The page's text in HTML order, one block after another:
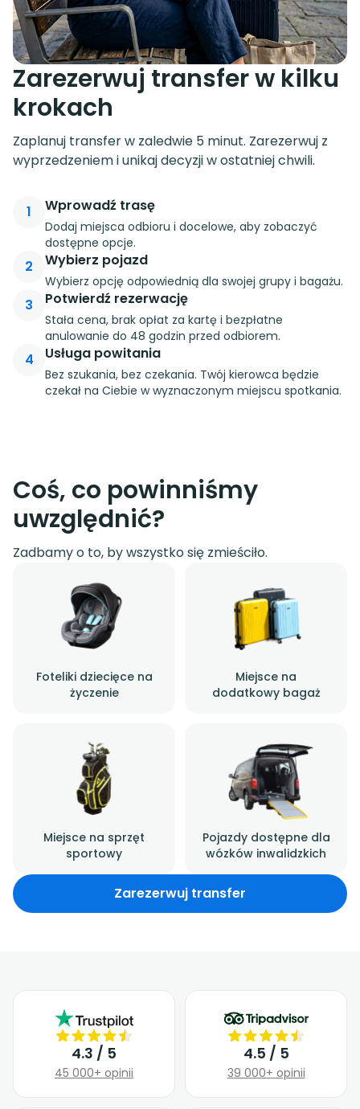
Zarezerwuj transfer w kilku
krokach
Zaplanuj transfer w zaledwie 5 minut. Zarezerwuj z
wyprzedzeniem i unikaj decyzji w ostatniej chwili.
1 Wprowadź trasę
Dodaj miejsca odbioru i docelowe, aby zobaczyć
dostępne opcje.
2 Wybierz pojazd
Wybierz opcję odpowiednią dla swojej grupy i bagażu.
3 Potwierdź rezerwację
Stała cena, brak opłat za kartę i bezpłatne
anulowanie do 48 godzin przed odbiorem.
4 Usługa powitania
Bez szukania, bez czekania. Twój kierowca będzie
czekał na Ciebie w wyznaczonym miejscu spotkania.
Coś, co powinniśmy
uwzględnić?
Zadbamy o to, by wszystko się zmieściło.
Foteliki dziecięce na
życzenie
Miejsce na
dodatkowy bagaż
Miejsce na sprzęt
sportowy
Pojazdy dostępne dla
wózków inwalidzkich
Zarezerwuj transfer
4.3 / 5
45 000+ opinii
4.5 / 5
39 000+ opinii